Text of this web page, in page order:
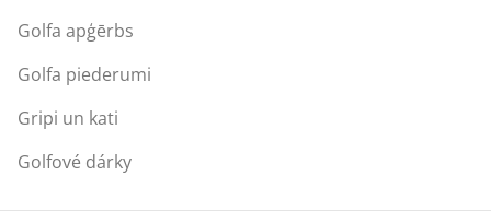
Golfa apģērbs
Golfa piederumi
Gripi un kati
Golfové dárky